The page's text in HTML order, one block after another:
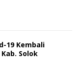
19 Kembali
Solok